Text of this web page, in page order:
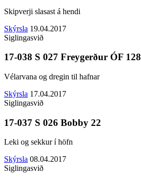
Skipverji slasast á hendi
Skýrsla 19.04.2017
Siglingasvið
17-038 S 027 Freygerður ÓF 128
Vélarvana og dregin til hafnar
Skýrsla 17.04.2017
Siglingasvið
17-037 S 026 Bobby 22
Leki og sekkur í höfn
Skýrsla 08.04.2017
Siglingasvið